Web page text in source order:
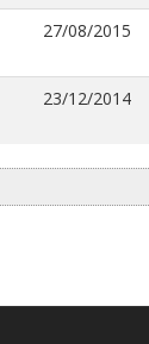
27/08/2015
23/12/2014